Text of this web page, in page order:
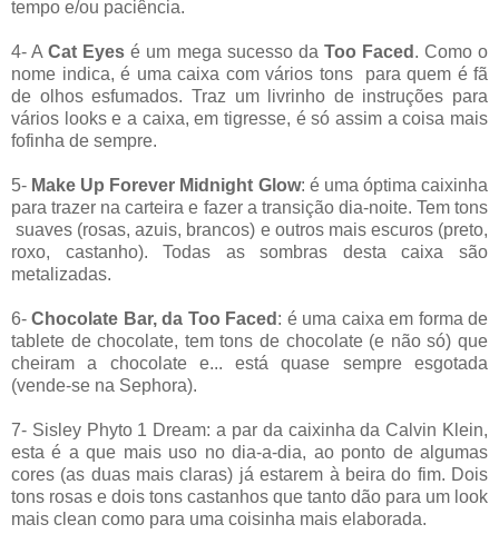
tempo e/ou paciência.
4- ACat Eyes é um mega sucesso da Too Faced . Como o
nome indica, é uma caixa com vários tons para quem é fã
de olhos esfumados. Traz um livrinho de instruções para
vários looks e a caixa, em tigresse, é só assim a coisa mais
fofinha de sempre.
5- Make Up Forever Midnight Glow: é uma óptima caixinha
para trazer na carteira e fazer a transição dia-noite. Tem tons
suaves (rosas, azuis, brancos) e outros mais escuros (preto,
roxo, castanho). Todas as sombras desta caixa são
metalizadas.
6-Chocolate Bar, da Too Faced : é uma caixa em forma de
tablete de chocolate, tem tons de chocolate (e não só) que
cheiram a chocolate e... está quase sempre esgotada
(vende-se na Sephora).
7- Sisley Phyto 1 Dream: a par da caixinha da Calvin Klein,
esta é a que mais uso no dia-a-dia, ao ponto de algumas
cores (as duas mais claras) já estarem à beira do fim. Dois
tons rosas e dois tons castanhos que tanto dão para um look
mais clean como para uma coisinha mais elaborada.